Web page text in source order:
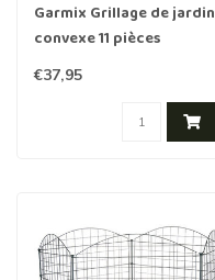
Garmix Grillage de jardin
convexe 11 pièces
71x79cm 6X6cm noir
€37,95